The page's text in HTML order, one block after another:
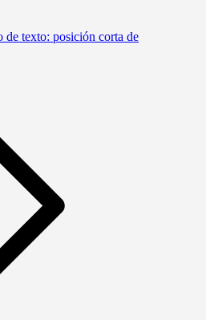
texto: posición corta de